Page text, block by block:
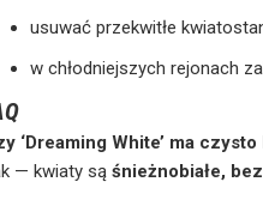
usuwać przekwitłe
w chłodniejszych rejonach
‘Dreaming White’ ma czysto
— kwiaty sąśnieżnobiałe,